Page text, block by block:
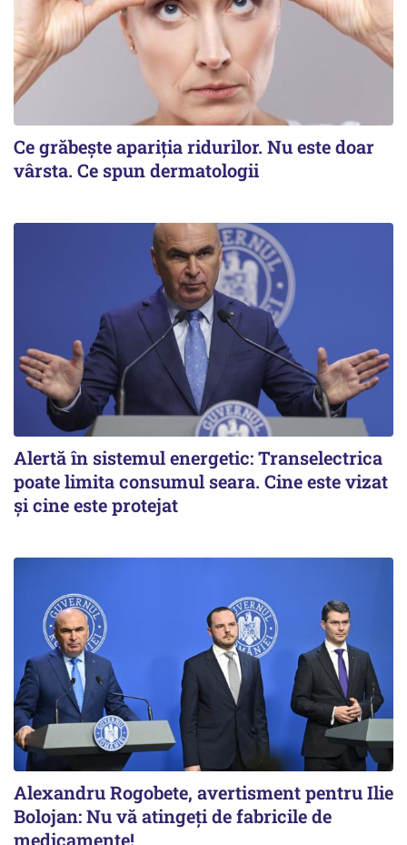
Ce grăbește apariția ridurilor. Nu este doar
vârsta. Ce spun dermatologii
Alertă în sistemul energetic: Transelectrica
poate limita consumul seara. Cine este vizat
și cine este protejat
Alexandru Rogobete, avertisment pentru Ilie
Bolojan: Nu vă atingeți de fabricile de
medicamente!